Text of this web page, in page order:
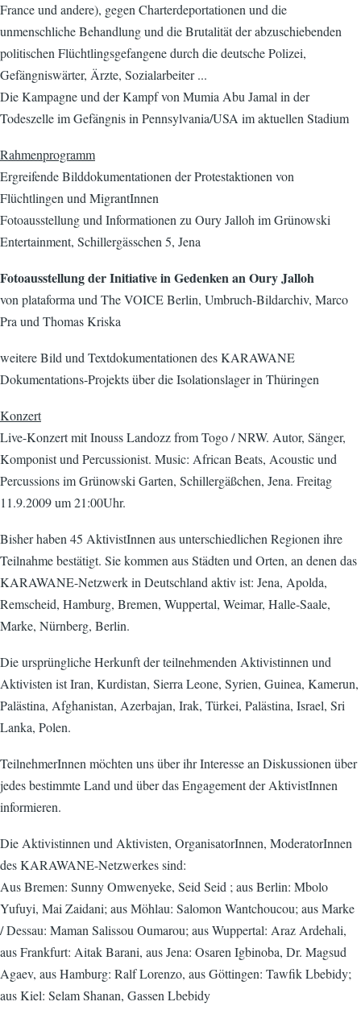
France und andere), gegen Charterdeportationen und die
unmenschliche Behandlung und die Brutalität der abzuschiebenden
politischen Flüchtlingsgefangene durch die deutsche Polizei,
Gefängniswärter, Ärzte, Sozialarbeiter ...
Die Kampagne und der Kampf von Mumia Abu Jamal in der
Todeszelle im Gefängnis in Pennsylvania/USA im aktuellen Stadium
Rahmenprogramm
Ergreifende Bilddokumentationen der Protestaktionen von
Flüchtlingen und MigrantInnen
Fotoausstellung und Informationen zu Oury Jalloh im Grünowski
Entertainment, Schillergässchen 5, Jena
Fotoausstellung der Initiative in Gedenken an Oury Jalloh
von plataforma und The VOICE Berlin, Umbruch-Bildarchiv, Marco
Pra und Thomas Kriska
weitere Bild und Textdokumentationen des KARAWANE
Dokumentations-Projekts über die Isolationslager in Thüringen
Konzert
Live-Konzert mit Inouss Landozz from Togo / NRW. Autor, Sänger,
Komponist und Percussionist. Music: African Beats, Acoustic und
Percussions im Grünowski Garten, Schillergäßchen, Jena. Freitag
11.9.2009 um 21:00Uhr.
Bisher haben 45 AktivistInnen aus unterschiedlichen Regionen ihre
Teilnahme bestätigt. Sie kommen aus Städten und Orten, an denen das
KARAWANE-Netzwerk in Deutschland aktiv ist: Jena, Apolda,
Remscheid, Hamburg, Bremen, Wuppertal, Weimar, Halle-Saale,
Marke, Nürnberg, Berlin.
Die ursprüngliche Herkunft der teilnehmenden Aktivistinnen und
Aktivisten ist Iran, Kurdistan, Sierra Leone, Syrien, Guinea, Kamerun,
Palästina, Afghanistan, Azerbajan, Irak, Türkei, Palästina, Israel, Sri
Lanka, Polen.
TeilnehmerInnen möchten uns über ihr Interesse an Diskussionen über
jedes bestimmte Land und über das Engagement der AktivistInnen
informieren.
Die Aktivistinnen und Aktivisten, OrganisatorInnen, ModeratorInnen
des KARAWANE-Netzwerkes sind:
Aus Bremen: Sunny Omwenyeke, Seid Seid ; aus Berlin: Mbolo
Yufuyi, Mai Zaidani; aus Möhlau: Salomon Wantchoucou; aus Marke
/ Dessau: Maman Salissou Oumarou; aus Wuppertal: Araz Ardehali,
aus Frankfurt: Aitak Barani, aus Jena: Osaren Igbinoba, Dr. Magsud
Agaev, aus Hamburg: Ralf Lorenzo, aus Göttingen: Tawfik Lbebidy;
aus Kiel: Selam Shanan, Gassen Lbebidy